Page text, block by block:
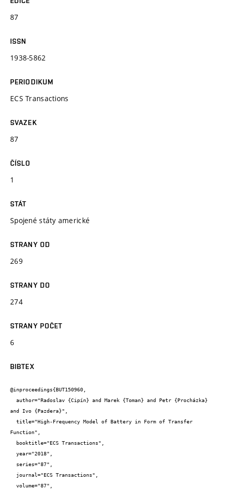
87
ISSN
1938-5862
PERIODIKUM
ECS Transactions
SVAZEK
87
ČÍSLO
1
STÁT
Spojené státy americké
STRANY OD
269
STRANY DO
274
STRANY POČET
6
BIBTEX
@inproceedings{BUT150960,
and Ivo {Pazdera}",
Function",